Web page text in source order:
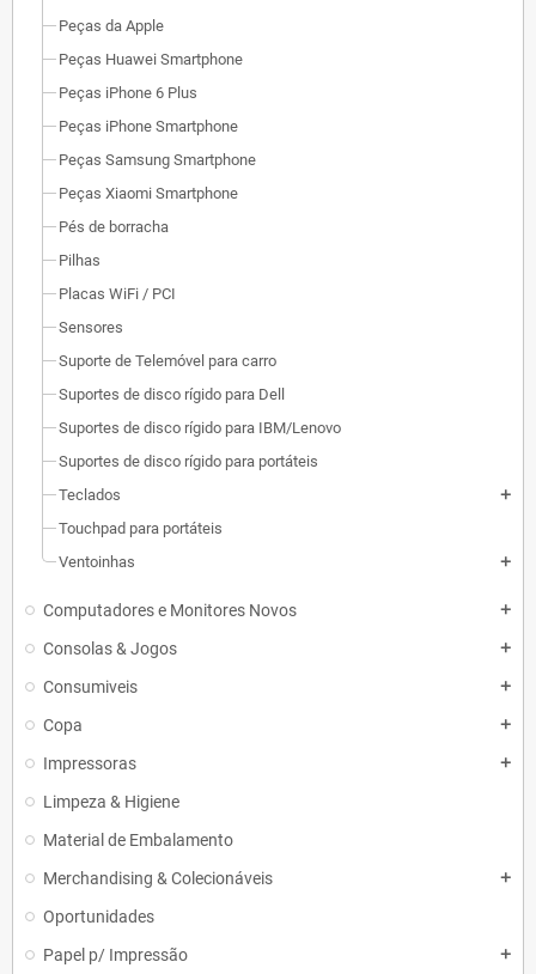
Peças da Apple
Peças Huawei Smartphone
Peças iPhone 6 Plus
Peças iPhone Smartphone
Peças Samsung Smartphone
Peças Xiaomi Smartphone
Pés de borracha
Pilhas
Placas WiFi / PCI
Sensores
Suporte de Telemóvel para carro
Suportes de disco rígido para Dell
Suportes de disco rígido para IBM/Lenovo
Suportes de disco rígido para portáteis
Teclados
add
Touchpad para portáteis
Ventoinhas
add
Computadores e Monitores Novos add
Consolas & Jogos add
Consumiveis add
Copa add
Impressoras add
Limpeza & Higiene
Material de Embalamento
Merchandising & Colecionáveis
add
Oportunidades
Papel p/ Impressão
add